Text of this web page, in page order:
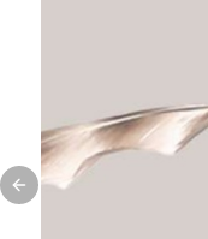
Previous slide